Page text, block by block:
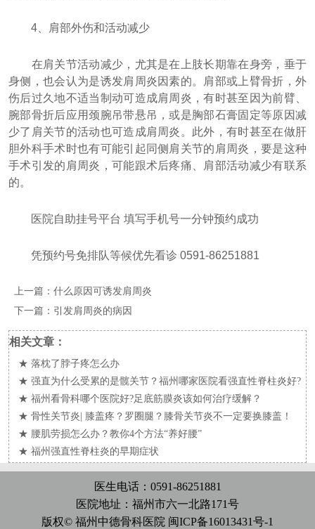
4、肩部外伤和活动减少
在肩关节活动减少，尤其是在上肢长期靠在身旁，垂于
身侧，也会认为是诱发肩周炎因素的。肩部或上臂骨折，外
伤后过久地不适当制动可造成肩周炎，有时甚至因为前臂、
腕部骨折后应用颈腕吊带悬吊，或是胸部石膏固定等原因减
少了肩关节的活动也可造成肩周炎。此外，有时甚至在做肝
胆外科手术时也有可能引起同侧肩关节的肩周炎，要是这种
手术引发的肩周炎，可能跟术后疼痛、肩部活动减少有联系
的。
医院自助挂号平台 填写手机号一分钟预约成功
凭预约号免排队等候优先看诊 0591-86251881
上一篇：什么原因可诱发肩周炎
下一篇： 引发肩周炎的病因
相关文章：
★落枕了脖子疼怎么办
★强直为什么受累的是髋关节？福州哪家医院看强直性脊柱炎好?
★福州看骨科哪个医院好?足底筋膜炎该如何治疗缓解？
★骨性关节炎| 膝盖疼？罗圈腿？膝骨关节炎不一定要换膝盖！
★ 腰肌劳损怎么办？教你4个方法“养好腰”
★福州强直性脊柱炎的早期症状
医生电话：0591-86251881
医院地址：福州市六一北路171号
版权© 福州中德骨科医院 闽ICP备16013431号-1